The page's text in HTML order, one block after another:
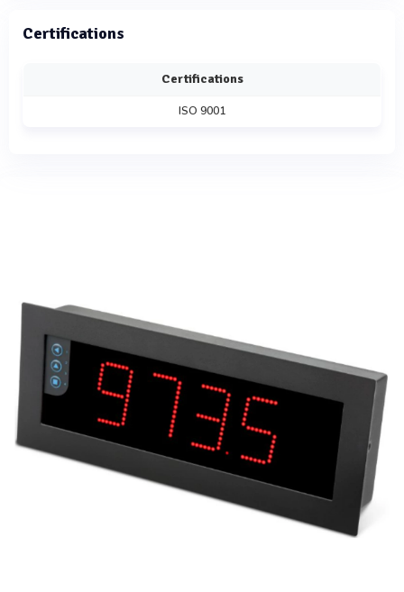
Certifications
Certifications
ISO 9001